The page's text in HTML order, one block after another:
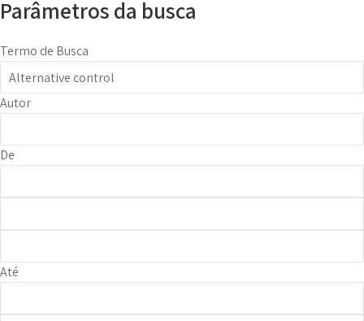
Parâmetros da busca
Termo de Busca
Autor
De
Até